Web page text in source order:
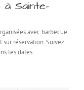
Sainte-
avec barbecue
réservation. Suivez
les dates.